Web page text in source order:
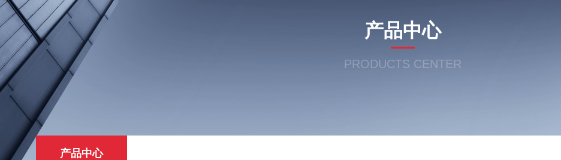
产品中心
PRODUCTS CENTER
产品中心